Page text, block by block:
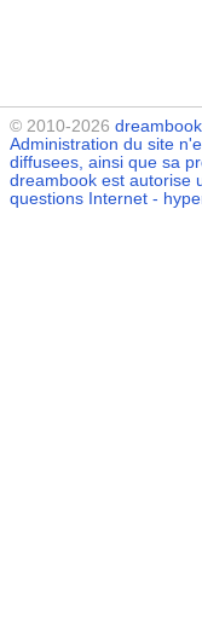
© 2010-2026 dreambook
Administration du site
diffusees, ainsi que sa
dreambook est autorise
questions Internet -